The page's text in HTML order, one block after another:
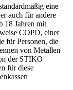
eine
auch für andere
18 Jahren mit
COPD, einer
für Personen, die
von Metallen
der STIKO
für diese